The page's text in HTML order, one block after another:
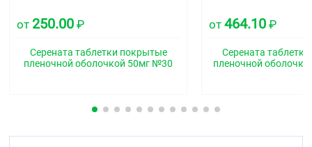
Дозировка 100 мг:
двояковыпуклые таблетки, покрытые плёночной
оболочкой, с гравировкой "Pfizer« на одной стороне
от 250.00 ₽
Серената таблетки покрытые
пленочной оболочкой 50мг №30
от464.10 ₽
Серената
пленочной